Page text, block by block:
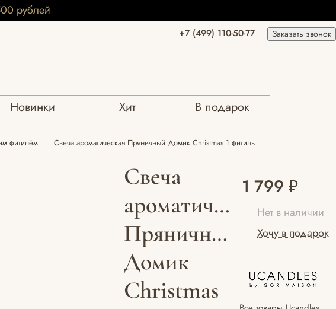
рублей
+7 (499) 110-50-77 Заказать звонок
Новинки Хит В подарок
фитилём Свеча ароматическая Пряничный Домик Christmas 1 фитиль
Свеча
ароматическая
Пряничный
Домик
Christmas
1 799 ₽
Нет в наличии
Хочу в подарок